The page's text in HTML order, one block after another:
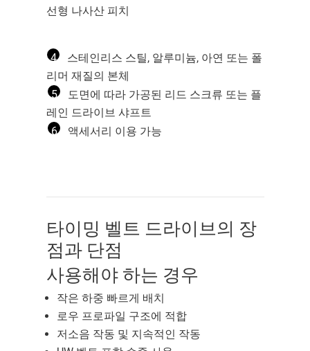
선형 나사산 피치
4
스테인리스 스틸, 알루미늄, 아연 또는 폴
리머 재질의 본체
5
도면에 따라 가공된 리드 스크류 또는 플
레인 드라이브 샤프트
6
액세서리 이용 가능
타이밍 벨트 드라이브의 장
점과 단점
사용해야 하는 경우
작은 하중 빠르게 배치
로우 프로파일 구조에 적합
저소음 작동 및 지속적인 작동